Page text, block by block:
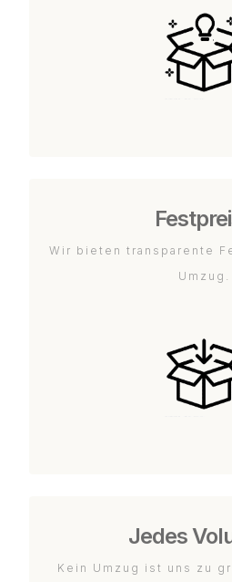
Wir bieten transparente
Umzug.
Jedes
Kein Umzug ist uns zu